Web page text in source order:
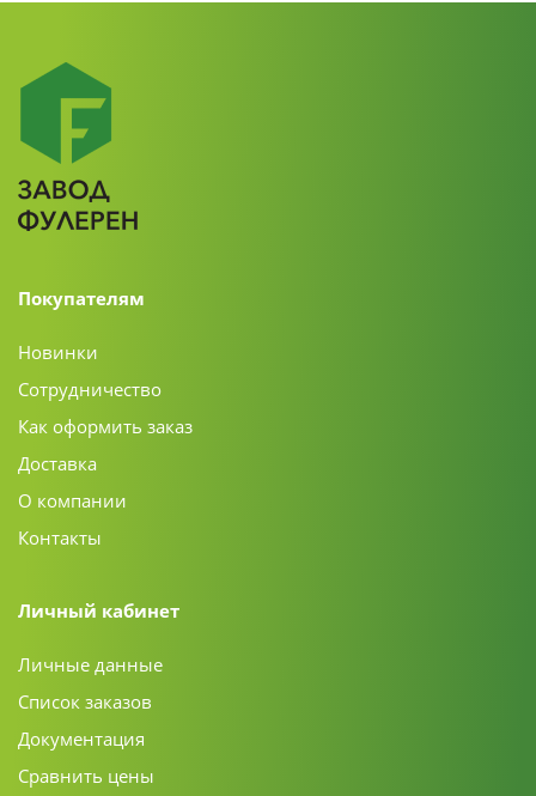
Покупателям
Новинки
Сотрудничество
Как оформить заказ
Доставка
О компании
Контакты
Личный кабинет
Личные данные
Список заказов
Документация
Сравнить цены